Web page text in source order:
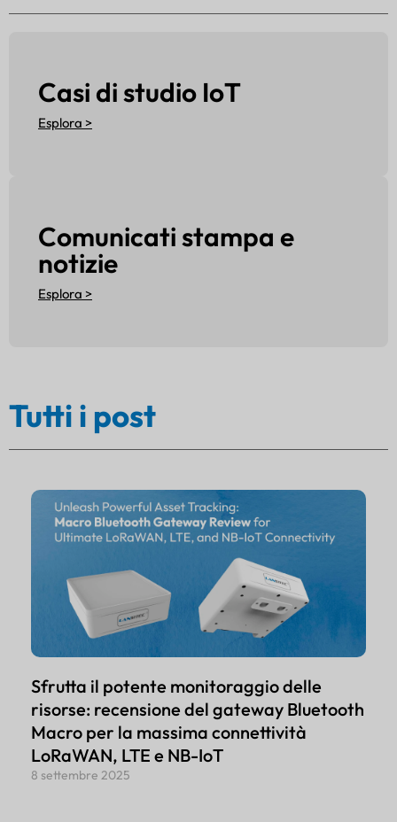
Casi di studio IoT
Esplora >
Comunicati stampa e
notizie
Esplora >
Tutti i post
Sfrutta il potente monitoraggio delle
risorse: recensione del gateway Bluetooth
Macro per la massima connettività
LoRaWAN, LTE e NB-IoT
8 settembre 2025